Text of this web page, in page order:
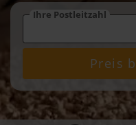
Ihre Postleitzahl
Preis